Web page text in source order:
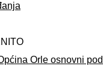
Orle osnovni